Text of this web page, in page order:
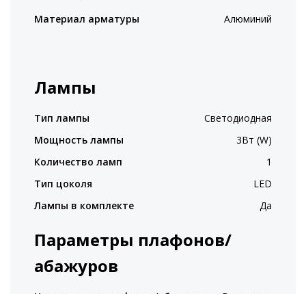
Материал арматуры Алюминий
Лампы
Тип лампы
Светодиодная
Мощность лампы
3Вт (W)
Количество ламп
1
Тип цоколя
LED
Лампы в комплекте
Да
Параметры плафонов/
абажуров